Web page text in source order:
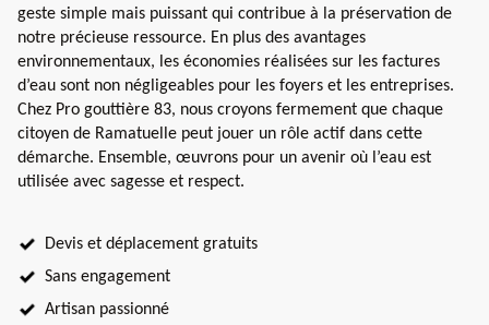
geste simple mais puissant qui contribue à la préservation de
notre précieuse ressource. En plus des avantages
environnementaux, les économies réalisées sur les factures
d’eau sont non négligeables pour les foyers et les entreprises.
Chez Pro gouttière 83, nous croyons fermement que chaque
citoyen de Ramatuelle peut jouer un rôle actif dans cette
démarche. Ensemble, œuvrons pour un avenir où l’eau est
utilisée avec sagesse et respect.
Devis et déplacement gratuits
Sans engagement
Artisan passionné